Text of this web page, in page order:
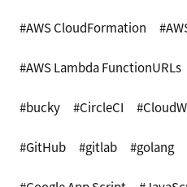
AWS CloudFormation
AWS Lambda FunctionURLs
bucky CircleCI
GitHub gitlab golang